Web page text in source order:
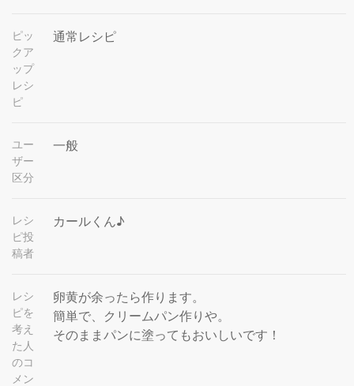
ピッ
クア
ップ
レシ
ピ
通常レシピ
ユー
ザー
区分
一般
レシ
ピ投
稿者
カールくん♪
レシ
ピを
考え
た人
のコ
メン
卵黄が余ったら作ります。
簡単で、クリームパン作りや。
そのままパンに塗ってもおいしいです！